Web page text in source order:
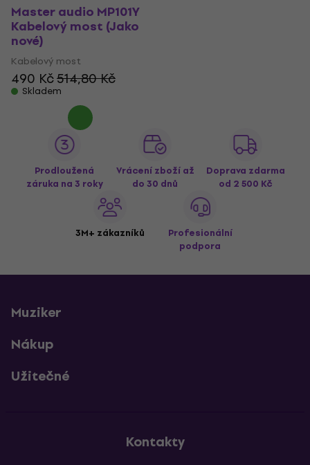
Master audio MP101Y
Kabelový most (Jako
nové)
Kabelový most
490 Kč514,80 Kč
Skladem
Prodloužená
záruka na 3 roky
Vrácení zboží až
do 30 dnů
Doprava zdarma
od 2 500 Kč
3M+ zákazníků
Profesionální
podpora
Muziker
Nákup
Užitečné
Kontakty